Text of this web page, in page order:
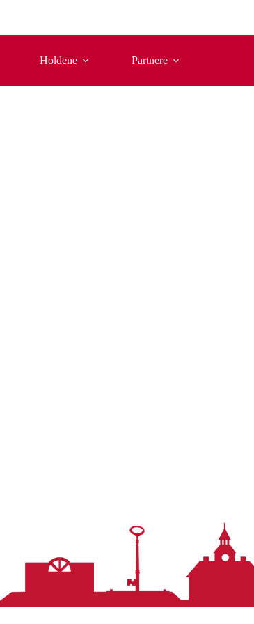
Holdene Partnere